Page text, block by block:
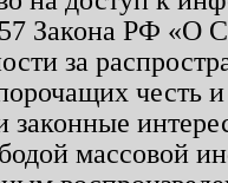
Закона РФ «О
за
честь
массовой